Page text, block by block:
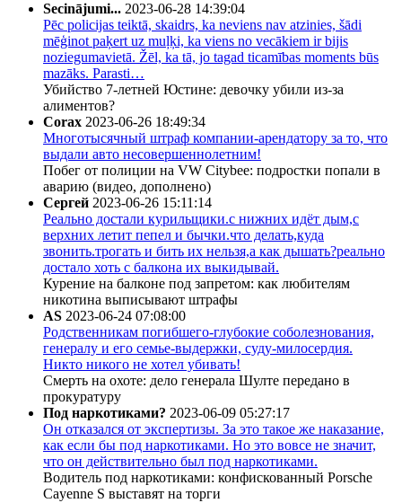
Secinājumi... 2023-06-28 14:39:04
Pēc policijas teiktā, skaidrs, ka neviens nav atzinies, šādi
mēģinot paķert uz muļķi, ka viens no vecākiem ir bijis
noziegumavietā. Žēl, ka tā, jo tagad ticamības moments būs
mazāks. Parasti…
Убийство 7-летней Юстине: девочку убили из-за
алиментов?
Corax 2023-06-26 18:49:34
Многотысячный штраф компании-арендатору за то, что
выдали авто несовершеннолетним!
Побег от полиции на VW Citybee: подростки попали в
аварию (видео, дополнено)
Сергей 2023-06-26 15:11:14
Реально достали курильщики.с нижних идёт дым,с
верхних летит пепел и бычки.что делать,куда
звонить.трогать и бить их нельзя,а как дышать?реально
достало хоть с балкона их выкидывай.
Курение на балконе под запретом: как любителям
никотина выписывают штрафы
AS 2023-06-24 07:08:00
Родственникам погибшего-глубокие соболезнования,
генералу и его семье-выдержки, суду-милосердия.
Никто никого не хотел убивать!
Смерть на охоте: дело генерала Шулте передано в
прокуратуру
Под наркотиками? 2023-06-09 05:27:17
Он отказался от экспертизы. За это такое же наказание,
как если бы под наркотиками. Но это вовсе не значит,
что он действительно был под наркотиками.
Водитель под наркотиками: конфискованный Porsche
Cayenne S выставят на торги